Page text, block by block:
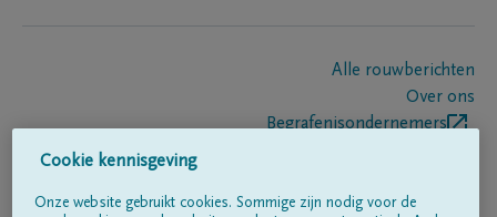
Alle rouwberichten
Over ons
Begrafenisondernemers
Cookie kennisgeving
Onze website gebruikt cookies. Sommige zijn nodig voor de